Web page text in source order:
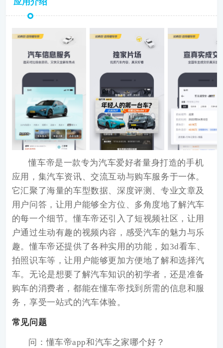
应用介绍
懂车帝是一款专为汽车爱好者量身打造的手机
应用，集汽车资讯、交流互动与购车服务于一体。
它汇聚了海量的车型数据、深度评测、专业文章及
用户问答，让用户能够全方位、多角度地了解汽车
的每一个细节。懂车帝还引入了短视频社区，让用
户通过生动有趣的视频内容，感受汽车的魅力与乐
趣。懂车帝还提供了各种实用的功能，如3d看车、
拍照识车等，让用户能够更加方便地了解和选择汽
车。无论是想要了解汽车知识的初学者，还是准备
购车的消费者，都能在懂车帝找到所需的信息和服
务，享受一站式的汽车体验。
常见问题
问：懂车帝app和汽车之家哪个好？